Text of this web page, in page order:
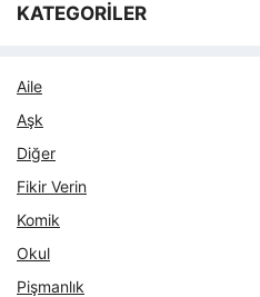
KATEGORİLER
Aile
Aşk
Diğer
Fikir Verin
Komik
Okul
Pişmanlık